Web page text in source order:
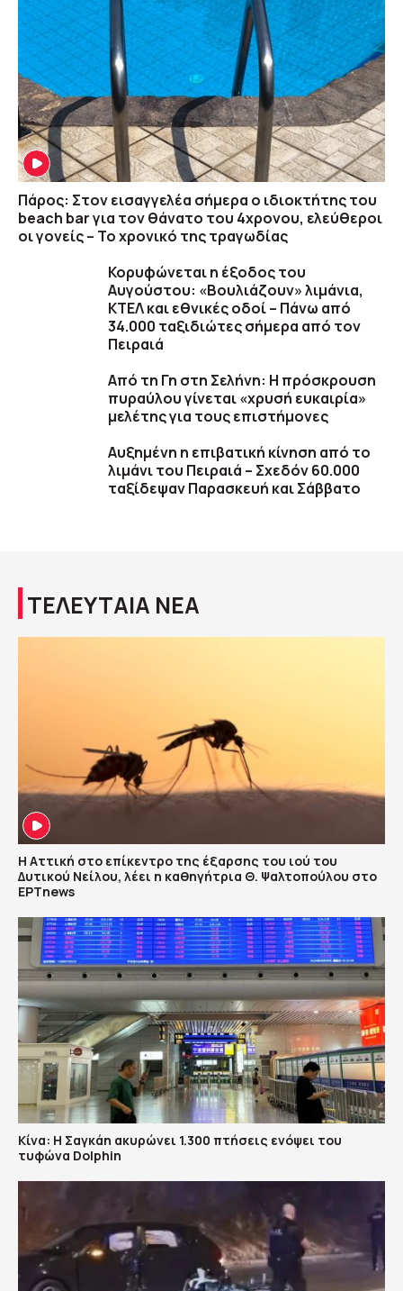
Πάρος: Στον εισαγγελέα σήμερα ο ιδιοκτήτης του
beach bar για τον θάνατο του 4χρονου, ελεύθεροι
οι γονείς – Το χρονικό της τραγωδίας
Κορυφώνεται η έξοδος του
Αυγούστου: «Βουλιάζουν» λιμάνια,
ΚΤΕΛ και εθνικές οδοί – Πάνω από
34.000 ταξιδιώτες σήμερα από τον
Πειραιά
Από τη Γη στη Σελήνη: Η πρόσκρουση
πυραύλου γίνεται «χρυσή ευκαιρία»
μελέτης για τους επιστήμονες
Αυξημένη η επιβατική κίνηση από το
λιμάνι του Πειραιά – Σχεδόν 60.000
ταξίδεψαν Παρασκευή και Σάββατο
ΤΕΛΕΥΤΑΙΑ ΝΕΑ
Η Αττική στο επίκεντρο της έξαρσης του ιού του
Δυτικού Νείλου, λέει η καθηγήτρια Θ. Ψαλτοπούλου στο
ΕΡΤnews
Κίνα: Η Σαγκάη ακυρώνει 1.300 πτήσεις ενόψει του
τυφώνα Dolphin